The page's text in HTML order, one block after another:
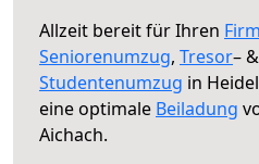
Allzeit bereit für Ihren
Seniorenumzug, Tresor– &
Studentenumzug in
eine optimale Beiladung
Aichach.